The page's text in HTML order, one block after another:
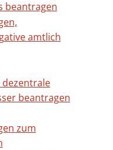
beantragen
amtlich
dezentrale
beantragen
zum